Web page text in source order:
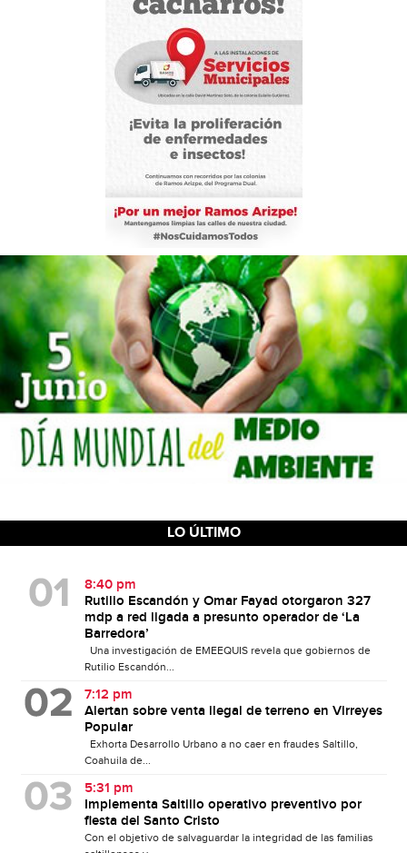
LO ÚLTIMO
8:40 pm
Rutilio Escandón y Omar Fayad otorgaron 327
mdp a red ligada a presunto operador de ‘La
Barredora’
Una investigación de EMEEQUIS revela que gobiernos de
Rutilio Escandón...
7:12 pm
Alertan sobre venta ilegal de terreno en Virreyes
Popular
Exhorta Desarrollo Urbano a no caer en fraudes Saltillo,
Coahuila de...
5:31 pm
Implementa Saltillo operativo preventivo por
fiesta del Santo Cristo
Con el objetivo de salvaguardar la integridad de las familias